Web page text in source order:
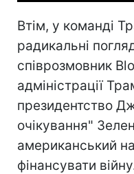
Втім, у команді
радикальні
співрозмовник
адміністрації
президентство
очікування"
американський
фінансувати